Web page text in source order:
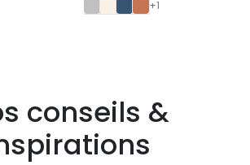
+1
conseils &